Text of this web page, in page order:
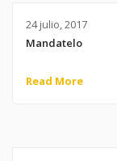
24 julio, 2017
Mandatelo
Read More